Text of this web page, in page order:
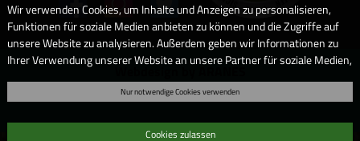
Webdesign by ARANES
Wir verwenden Cookies, um Inhalte und Anzeigen zu personalisieren,
Funktionen für soziale Medien anbieten zu können und die Zugriffe auf
unsere Website zu analysieren. Außerdem geben wir Informationen zu
Ihrer Verwendung unserer Website an unsere Partner für soziale Medien,
Informationen möglicherweise mit weiteren Daten zusammen, die Sie
Dienste gesammelt haben. Sofern Sie uns Ihre Einwilligung geben,
Nur notwendige Cookies verwenden
Cookies zulassen